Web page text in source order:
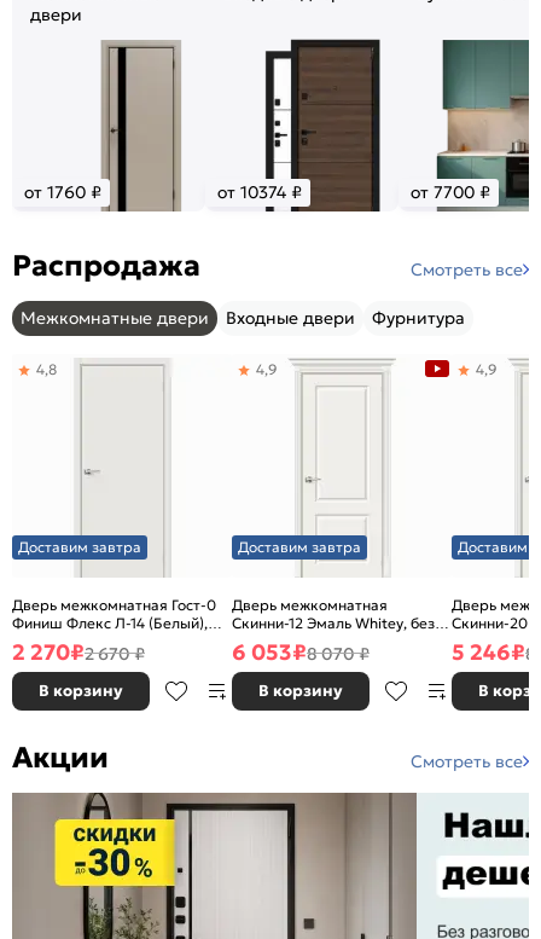
двери
от 1760 ₽ от 10374 ₽ от 7700 ₽
Распродажа Смотреть все
Межкомнатные двери Входные двери Фурнитура
Доставим завтра
Дверь межкомнатная Гост-0
Финиш Флекс Л-14 (Белый),
глухая, каркасно-щитовая
4,8
2 270₽2 670 ₽
В корзину
Доставим завтра
Дверь межкомнатная
Скинни-12 Эмаль Whitey, без
декора, глухая, без стекла,
без кромки, скиновая
4,9
6 053₽8 070 ₽
В корзину
Доставим
Дверь
Скинни-20
декора,
без кромки,
4,9
5 246₽8
В
Акции Смотреть все